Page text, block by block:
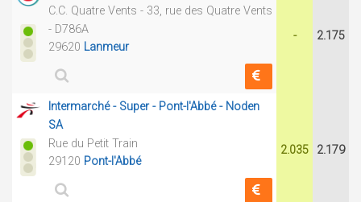
C.C. Quatre Vents - 33, rue des Quatre Vents
- D786A
29620 Lanmeur
- 2.175
Intermarché - Super - Pont-l'Abbé - Noden
SA
Rue du Petit Train
29120 Pont-l'Abbé
2.035 2.179